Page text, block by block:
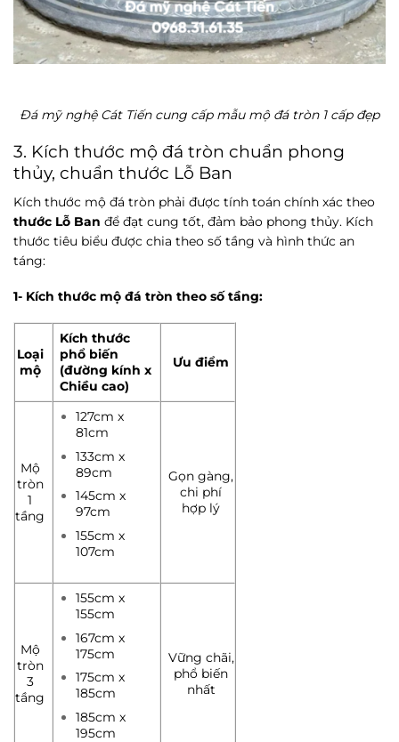
Đá mỹ nghệ Cát Tiến cung cấp mẫu mộ đá tròn 1 cấp đẹp
3. Kích thước mộ đá tròn chuẩn phong
thủy, chuẩn thước Lỗ Ban
Kích thước mộ đá tròn phải được tính toán chính xác theo
thước Lỗ Ban để đạt cung tốt, đảm bảo phong thủy. Kích
thước tiêu biểu được chia theo số tầng và hình thức an
táng:
1- Kích thước mộ đá tròn theo số tầng:
Loại
mộ
Kích thước
phổ biến
(đường kính x
Chiều cao)
Ưu điểm
Mộ
tròn
1
tầng
127cm x
81cm
133cm x
89cm
145cm x
97cm
155cm x
107cm
Gọn gàng,
chi phí
hợp lý
Mộ
tròn
3
tầng
155cm x
155cm
167cm x
175cm
175cm x
185cm
185cm x
195cm
Vững chãi,
phổ biến
nhất